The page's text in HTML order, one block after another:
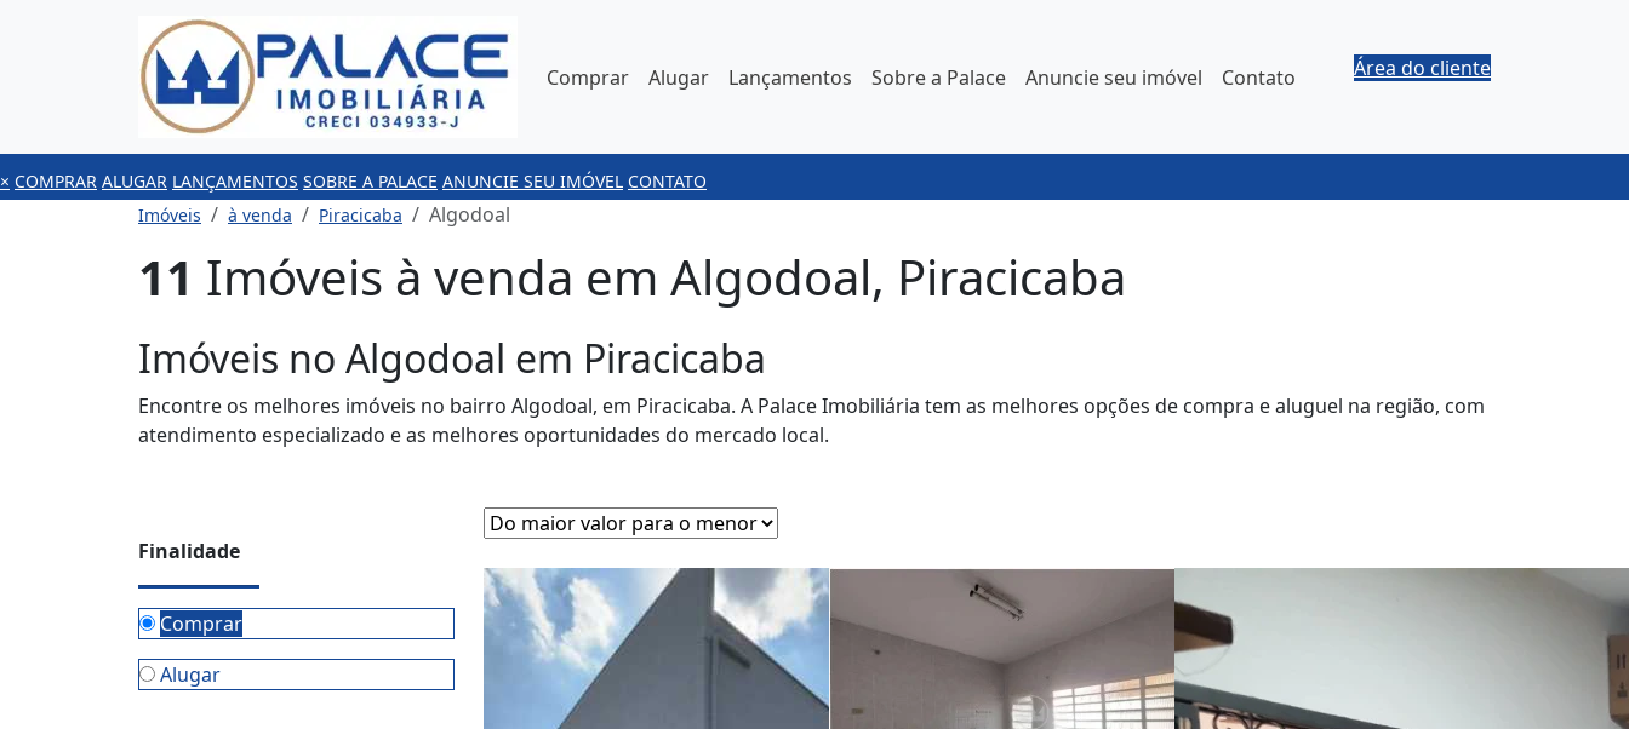
Comprar Alugar Lançamentos Sobre a Palace Anuncie seu imóvel Contato Área do cliente
× COMPRAR ALUGAR LANÇAMENTOS SOBRE A PALACE ANUNCIE SEU IMÓVEL CONTATO
Imóveis
à venda Piracicaba Algodoal
11 Imóveis à venda em Algodoal, Piracicaba
Imóveis no Algodoal em Piracicaba
Encontre os melhores imóveis no bairro Algodoal, em Piracicaba. A Palace Imobiliária tem as melhores opções de compra e aluguel na região, com
atendimento especializado e as melhores oportunidades do mercado local.
Finalidade
Comprar
Alugar